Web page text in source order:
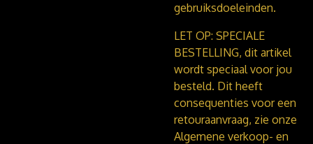
gebruiksdoeleinden.
LET OP: SPECIALE
BESTELLING, dit artikel
wordt speciaal voor jou
besteld. Dit heeft
consequenties voor een
retouraanvraag, zie onze
Algemene verkoop- en